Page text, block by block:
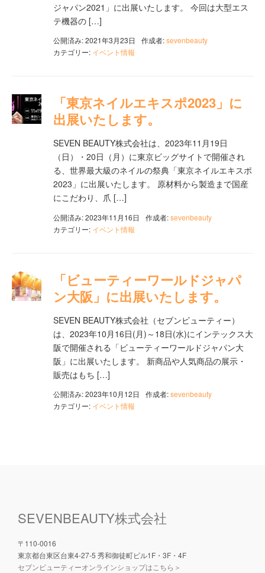
ジャパン2021」に出展いたします。 今回は大型エス
テ機器の […]
公開済み: 2021年3月23日 作成者:sevenbeauty
カテゴリー: イベント情報
「東京ネイルエキスポ2023」に
出展いたします。
SEVEN BEAUTY株式会社は、2023年11月19日
（日）・20日（月）に東京ビッグサイトで開催され
る、世界最大級のネイルの祭典「東京ネイルエキスポ
2023」に出展いたします。 原材料から製造まで国産
にこだわり、爪 […]
公開済み: 2023年11月16日 作成者:sevenbeauty
カテゴリー: イベント情報
「ビューティーワールドジャパ
ン大阪」に出展いたします。
SEVEN BEAUTY株式会社（セブンビューティー）
は、2023年10月16日(月)～18日(水)にインテックス大
阪で開催される「ビューティーワールドジャパン大
阪」に出展いたします。 新商品や人気商品の展示・
販売はもち […]
公開済み: 2023年10月12日 作成者:sevenbeauty
カテゴリー: イベント情報
SEVENBEAUTY株式会社
〒110-0016
東京都台東区台東4-27-5 秀和御徒町ビル1F・3F・4F
セブンビューティーオンラインショップはこちら＞